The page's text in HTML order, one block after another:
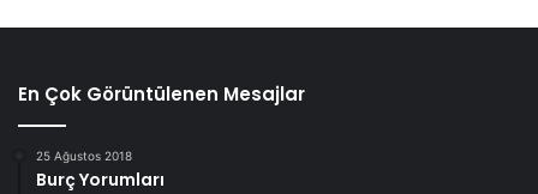
En Çok Görüntülenen Mesajlar
25 Ağustos 2018
Burç Yorumları